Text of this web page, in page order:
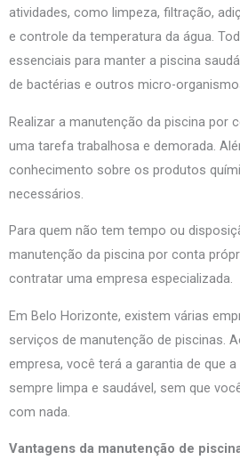
atividades, como limpeza, filtração,
e controle da temperatura da água.
essenciais para manter a piscina
de bactérias e outros micro-
Realizar a manutenção da piscina por
uma tarefa trabalhosa e demorada.
conhecimento sobre os produtos
necessários.
Para quem não tem tempo ou
manutenção da piscina por conta
contratar uma empresa especializada.
Em Belo Horizonte, existem várias
serviços de manutenção de piscinas.
empresa, você terá a garantia de que
sempre limpa e saudável, sem que
com nada.
Vantagens da manutenção de